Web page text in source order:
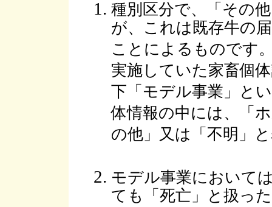
種別区分で、「その
が、これは既存牛の
ことによるものです
実施していた家畜個
下「モデル事業」と
体情報の中には、「
の他」又は「不明」
モデル事業において
ても「死亡」と扱っ